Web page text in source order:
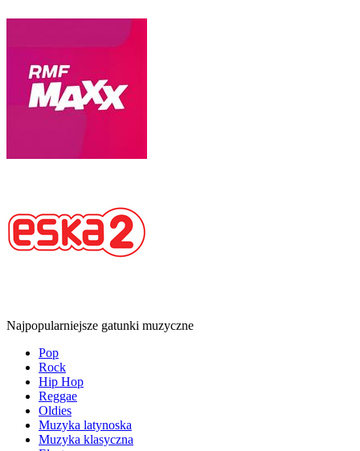
Najpopularniejsze gatunki muzyczne
Pop
Rock
Hip Hop
Reggae
Oldies
Muzyka latynoska
Muzyka klasyczna